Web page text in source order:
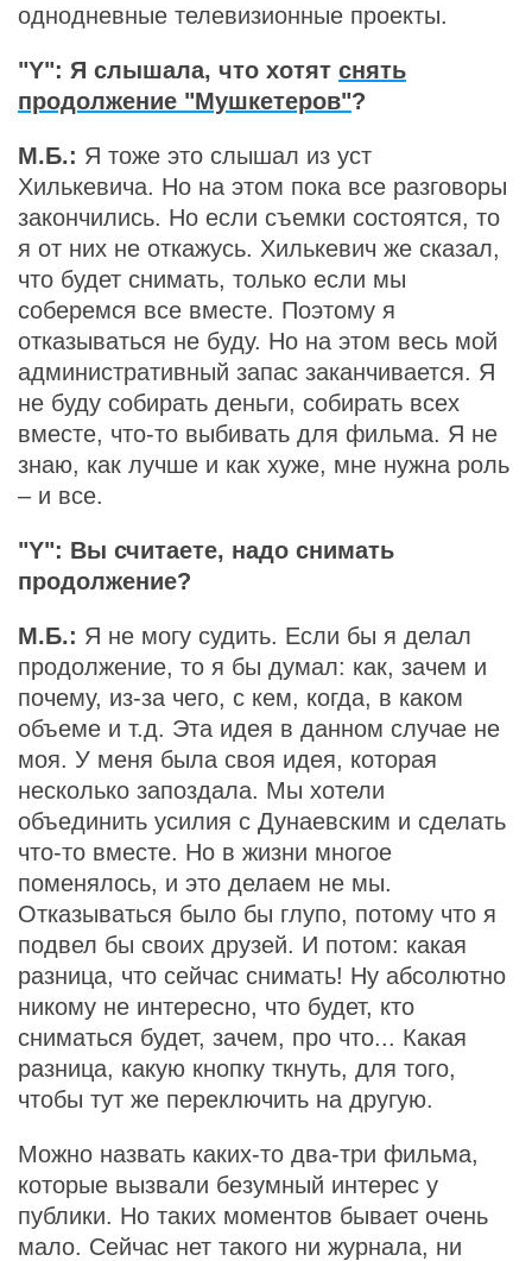
однодневные телевизионные проекты.
"Y": Я слышала, что хотят снять
продолжение "Мушкетеров"?
М.Б.: Я тоже это слышал из уст
Хилькевича. Но на этом пока все разговоры
закончились. Но если съемки состоятся, то
я от них не откажусь. Хилькевич же сказал,
что будет снимать, только если мы
соберемся все вместе. Поэтому я
отказываться не буду. Но на этом весь мой
административный запас заканчивается. Я
не буду собирать деньги, собирать всех
вместе, что-то выбивать для фильма. Я не
знаю, как лучше и как хуже, мне нужна роль
– и все.
"Y": Вы считаете, надо снимать
продолжение?
М.Б.: Я не могу судить. Если бы я делал
продолжение, то я бы думал: как, зачем и
почему, из-за чего, с кем, когда, в каком
объеме и т.д. Эта идея в данном случае не
моя. У меня была своя идея, которая
несколько запоздала. Мы хотели
объединить усилия с Дунаевским и сделать
что-то вместе. Но в жизни многое
поменялось, и это делаем не мы.
Отказываться было бы глупо, потому что я
подвел бы своих друзей. И потом: какая
разница, что сейчас снимать! Ну абсолютно
никому не интересно, что будет, кто
сниматься будет, зачем, про что... Какая
разница, какую кнопку ткнуть, для того,
чтобы тут же переключить на другую.
Можно назвать каких-то два-три фильма,
которые вызвали безумный интерес у
публики. Но таких моментов бывает очень
мало. Сейчас нет такого ни журнала, ни